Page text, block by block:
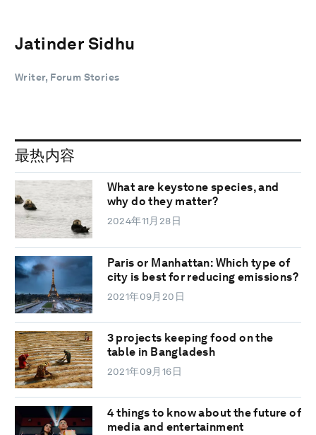
Jatinder Sidhu
Writer, Forum Stories
最热内容
What are keystone species, and
why do they matter?
2024年11月28日
Paris or Manhattan: Which type of
city is best for reducing emissions?
2021年09月20日
3 projects keeping food on the
table in Bangladesh
2021年09月16日
4 things to know about the future of
media and entertainment